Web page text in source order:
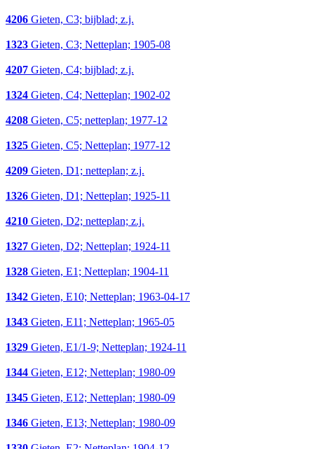
4206 Gieten, C3; bijblad; z.j.
1323 Gieten, C3; Netteplan; 1905-08
4207 Gieten, C4; bijblad; z.j.
1324 Gieten, C4; Netteplan; 1902-02
4208 Gieten, C5; netteplan; 1977-12
1325 Gieten, C5; Netteplan; 1977-12
4209 Gieten, D1; netteplan; z.j.
1326 Gieten, D1; Netteplan; 1925-11
4210 Gieten, D2; netteplan; z.j.
1327 Gieten, D2; Netteplan; 1924-11
1328 Gieten, E1; Netteplan; 1904-11
1342 Gieten, E10; Netteplan; 1963-04-17
1343 Gieten, E11; Netteplan; 1965-05
1329 Gieten, E1/1-9; Netteplan; 1924-11
1344 Gieten, E12; Netteplan; 1980-09
1345 Gieten, E12; Netteplan; 1980-09
1346 Gieten, E13; Netteplan; 1980-09